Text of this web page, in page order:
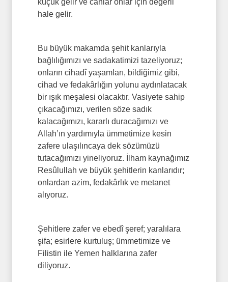
hale gelir.
Bu büyük makamda şehit kanlarıyla
bağlılığımızı ve sadakatimizi tazeliyoruz;
onların cihadî yaşamları, bildiğimiz gibi,
cihad ve fedakârlığın yolunu aydınlatacak
bir ışık meşalesi olacaktır. Vasiyete sahip
çıkacağımızı, verilen söze sadık
kalacağımızı, kararlı duracağımızı ve
Allah’ın yardımıyla ümmetimize kesin
zafere ulaşılıncaya dek sözümüzü
tutacağımızı yineliyoruz. İlham kaynağımız
Resûlullah ve büyük şehitlerin kanlarıdır;
onlardan azim, fedakârlık ve metanet
alıyoruz.
Şehitlere zafer ve ebedî şeref; yaralılara
şifa; esirlere kurtuluş; ümmetimize ve
Filistin ile Yemen halklarına zafer
diliyoruz.